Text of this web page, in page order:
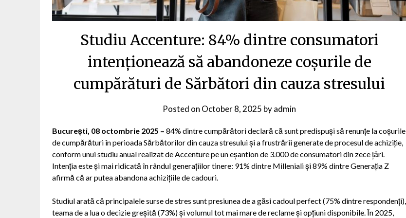
Studiu Accenture: 84% dintre consumatori
intenționează să abandoneze coșurile de
cumpărături de Sărbători din cauza stresului
Posted on October 8, 2025 byadmin
București, 08 octombrie 2025 – 84% dintre cumpărători declară că sunt predispuși să renunțe la coșurile
de cumpărături în perioada Sărbătorilor din cauza stresului și a frustrării generate de procesul de achiziție,
conform unui studiu anual realizat de Accenture pe un eșantion de 3.000 de consumatori din zece țări.
Intenția este și mai ridicată în rândul generațiilor tinere: 91% dintre Milleniali și 89% dintre Generația Z
afirmă că ar putea abandona achizițiile de cadouri.
Studiul arată că principalele surse de stres sunt presiunea de a găsi cadoul perfect (75% dintre respondenți),
teama de a lua o decizie greșită (73%) și volumul tot mai mare de reclame și opțiuni disponibile. În 2025,